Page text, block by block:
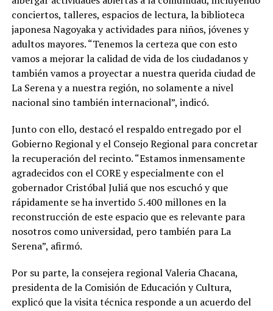
conciertos, talleres, espacios de lectura, la biblioteca
japonesa Nagoyaka y actividades para niños, jóvenes y
adultos mayores. “Tenemos la certeza que con esto
vamos a mejorar la calidad de vida de los ciudadanos y
también vamos a proyectar a nuestra querida ciudad de
La Serena y a nuestra región, no solamente a nivel
nacional sino también internacional”, indicó.
Junto con ello, destacó el respaldo entregado por el
Gobierno Regional y el Consejo Regional para concretar
la recuperación del recinto. “Estamos inmensamente
agradecidos con el CORE y especialmente con el
gobernador Cristóbal Juliá que nos escuchó y que
rápidamente se ha invertido 5.400 millones en la
reconstrucción de este espacio que es relevante para
nosotros como universidad, pero también para La
Serena”, afirmó.
Por su parte, la consejera regional Valeria Chacana,
presidenta de la Comisión de Educación y Cultura,
explicó que la visita técnica responde a un acuerdo del